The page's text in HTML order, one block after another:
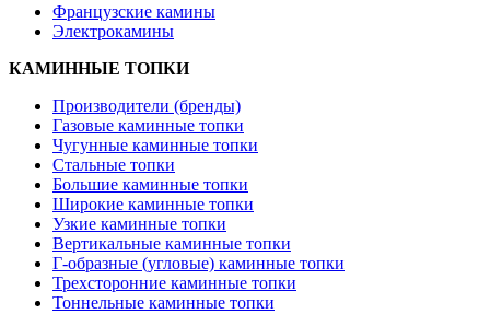
Французские камины
Электрокамины
КАМИННЫЕ ТОПКИ
Производители (бренды)
Газовые каминные топки
Чугунные каминные топки
Стальные топки
Большие каминные топки
Широкие каминные топки
Узкие каминные топки
Вертикальные каминные топки
Г-образные (угловые) каминные топки
Трехсторонние каминные топки
Тоннельные каминные топки